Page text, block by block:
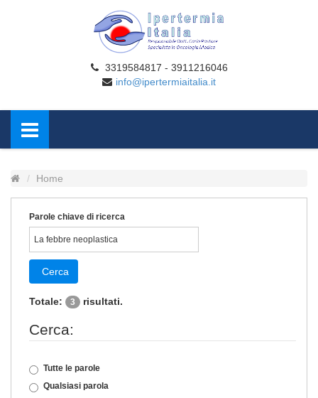
3319584817 - 3911216046
info@ipertermiaitalia.it
Home
Parole chiave di ricerca
Cerca
Totale: 3 risultati.
Cerca:
Tutte le parole
Qualsiasi parola